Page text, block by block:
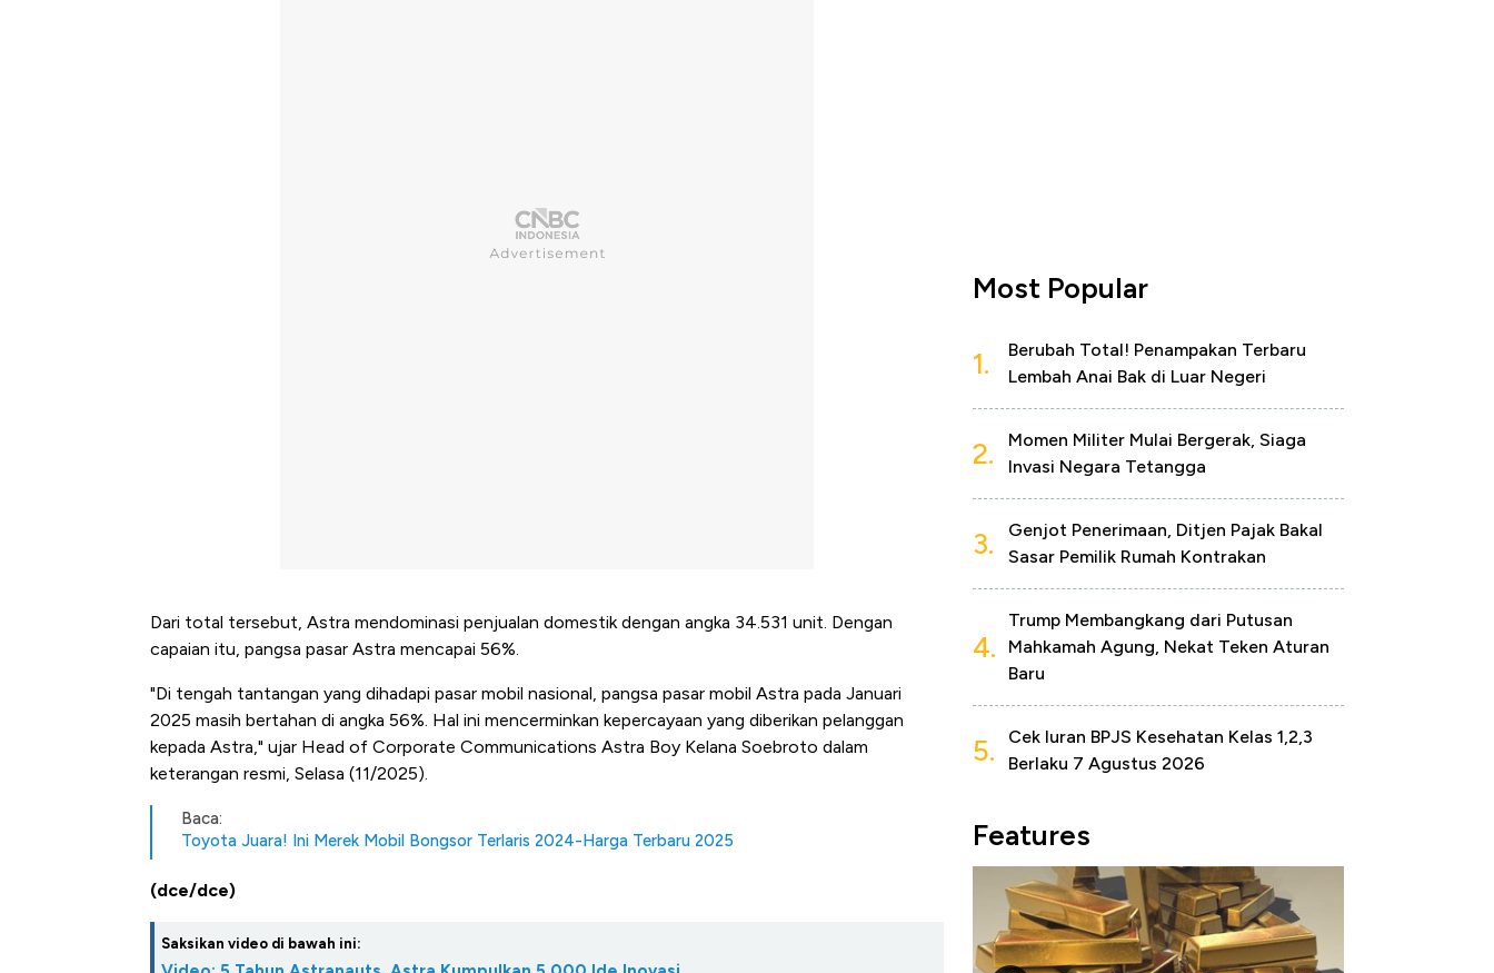
Dari total tersebut, Astra mendominasi penjualan domestik dengan angka 34.531 unit. Dengan
capaian itu, pangsa pasar Astra mencapai 56%.
"Di tengah tantangan yang dihadapi pasar mobil nasional, pangsa pasar mobil Astra pada Januari
2025 masih bertahan di angka 56%. Hal ini mencerminkan kepercayaan yang diberikan pelanggan
kepada Astra," ujar Head of Corporate Communications Astra Boy Kelana Soebroto dalam
keterangan resmi, Selasa (11/2025).
Baca:
Toyota Juara! Ini Merek Mobil Bongsor Terlaris 2024-Harga Terbaru 2025
(dce/dce)
Saksikan video di bawah ini:
Most Popular
1.
Berubah Total! Penampakan Terbaru
Lembah Anai Bak di Luar Negeri
2.
Momen Militer Mulai Bergerak, Siaga
Invasi Negara Tetangga
3.
Genjot Penerimaan, Ditjen Pajak Bakal
Sasar Pemilik Rumah Kontrakan
4.
Trump Membangkang dari Putusan
Mahkamah Agung, Nekat Teken Aturan
Baru
5.
Cek Iuran BPJS Kesehatan Kelas 1,2,3
Berlaku 7 Agustus 2026
Features